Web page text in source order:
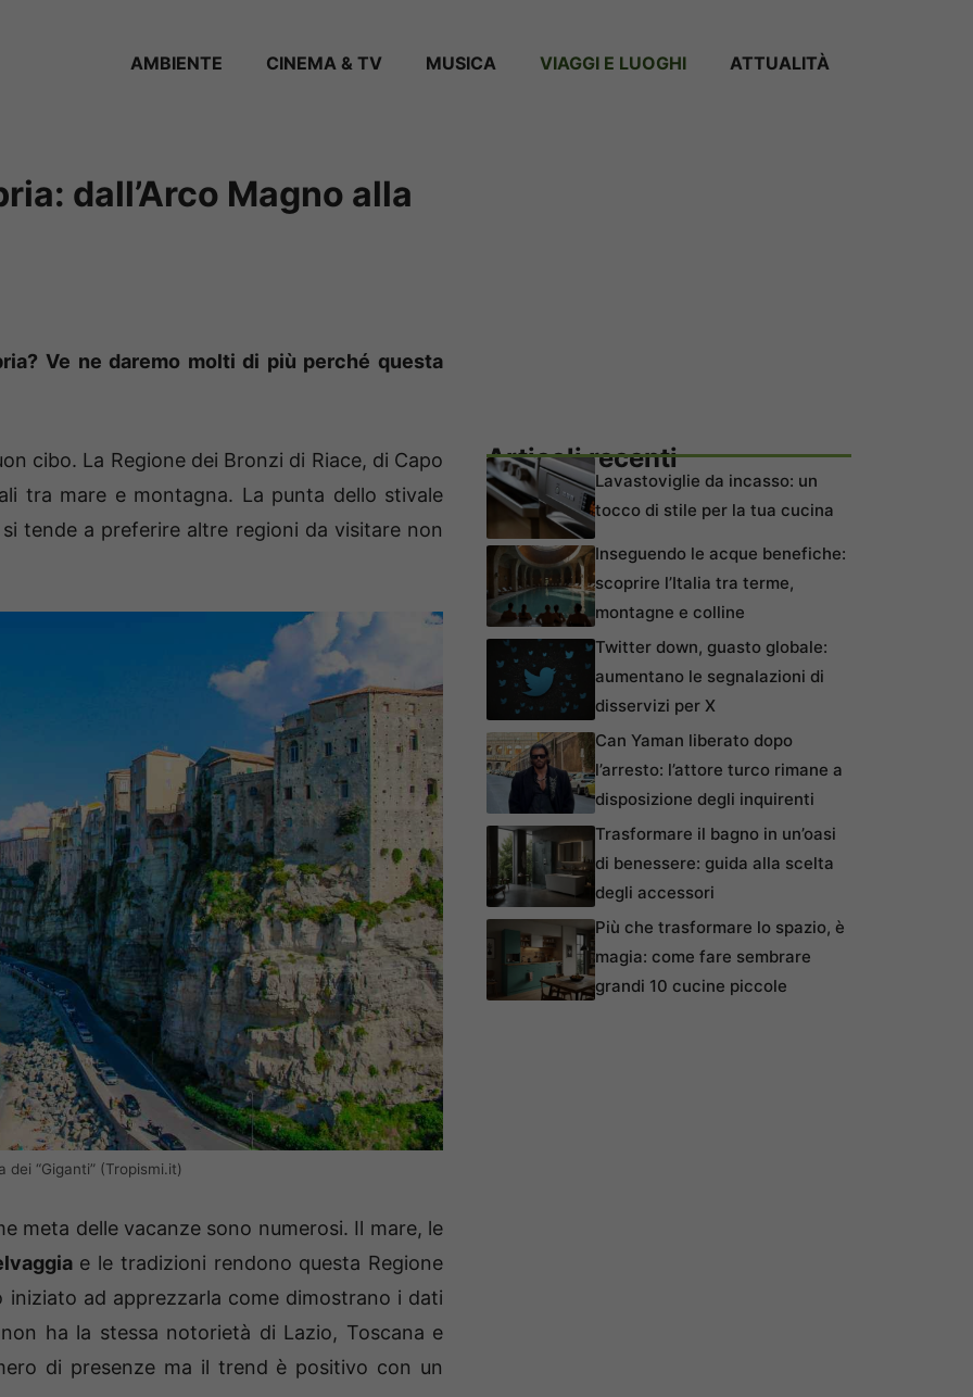
AMBIENTE CINEMA & TV MUSICA VIAGGI E LUOGHI ATTUALITÀ
dall’Arco Magno alla
Ve ne daremo molti di più perché questa
cibo. La Regione dei Bronzi di Riace, di Capo
tra mare e montagna. La punta dello stivale
tende a preferire altre regioni da visitare non
dei “Giganti” (Tropismi.it)
meta delle vacanze sono numerosi. Il mare, le
e le tradizioni rendono questa Regione
ad apprezzarla come dimostrano i dati
ha la stessa notorietà di Lazio, Toscana e
di presenze ma il trend è positivo con un
Articoli recenti
Lavastoviglie da incasso: un
tocco di stile per la tua cucina
Inseguendo le acque benefiche:
scoprire l’Italia tra terme,
montagne e colline
Twitter down, guasto globale:
aumentano le segnalazioni di
disservizi per X
Can Yaman liberato dopo
l’arresto: l’attore turco rimane a
disposizione degli inquirenti
Trasformare il bagno in un’oasi
di benessere: guida alla scelta
degli accessori
Più che trasformare lo spazio, è
magia: come fare sembrare
grandi 10 cucine piccole